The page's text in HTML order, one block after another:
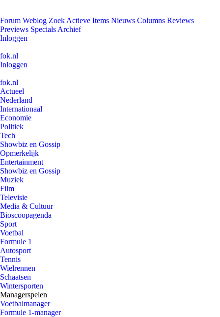
Forum Weblog Zoek Actieve Items Nieuws Columns Reviews
Previews Specials Archief
Inloggen
fok.nl
Inloggen
fok.nl
Actueel
Nederland
Internationaal
Economie
Politiek
Tech
Showbiz en Gossip
Opmerkelijk
Entertainment
Showbiz en Gossip
Muziek
Film
Televisie
Media & Cultuur
Bioscoopagenda
Sport
Voetbal
Formule 1
Autosport
Tennis
Wielrennen
Schaatsen
Wintersporten
Managerspelen
Voetbalmanager
Formule 1-manager